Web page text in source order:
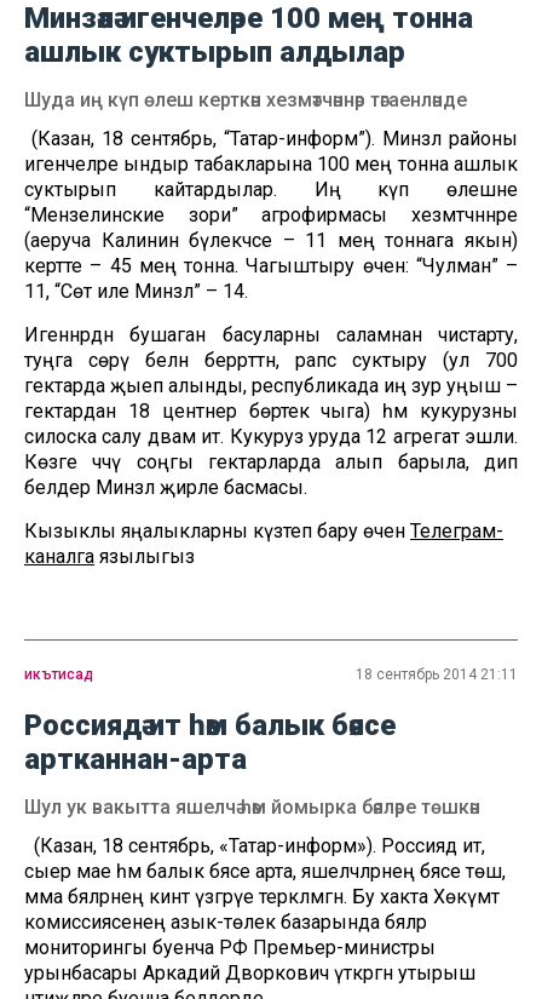
Минзәлә игенчеләре 100 мең тонна
ашлык суктырып алдылар
Шуда иң күп өлеш керткән хезмәтчәннәр тәгаенләнде
(Казан, 18 сентябрь, “Татар-информ”). Минзәлә районы
игенчеләре ындыр табакларына 100 мең тонна ашлык
суктырып кайтардылар. Иң күп өлешне
“Мензелинские зори” агрофирмасы хезмәтчәннәре
(аеруча Калинин бүлекчәсе – 11 мең тоннага якын)
кертте – 45 мең тонна. Чагыштыру өчен: “Чулман” –
11, “Сөт иле Минзәлә” – 14.
Игеннәрдән бушаган басуларны саламнан чистарту,
туңга сөрү белән беррәттән, рапс суктыру (ул 700
гектарда җыеп алынды, республикада иң зур уңыш –
гектардан 18 центнер бөртек чыга) һәм кукурузны
силоска салу дәвам итә. Кукуруз уруда 12 агрегат эшли.
Көзге чәчү соңгы гектарларда алып барыла, дип
белдерә Минзәлә җирле басмасы.
Кызыклы яңалыкларны күзәтеп бару өчен Телеграм-
каналга язылыгыз
икътисад 18 сентябрь 2014 21:11
Россиядә ит һәм балык бәясе
артканнан-арта
Шул ук вакытта яшелчә һәм йомырка бәяләре төшкән
(Казан, 18 сентябрь, «Татар-информ»). Россиядә ит,
сыер мае һәм балык бәясе арта, яшелчәләрнең бәясе төшә,
әмма бәяләрнең кинәт үзгәрүе теркәлмәгән. Бу хакта Хөкүмәт
комиссиясенең азык-төлек базарында бәяләр
мониторингы буенча РФ Премьер-министры
урынбасары Аркадий Дворкович үткәргән утырыш